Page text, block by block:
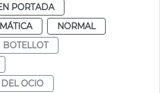
PORTADA
NORMAL
BOTELLOT
OCIO